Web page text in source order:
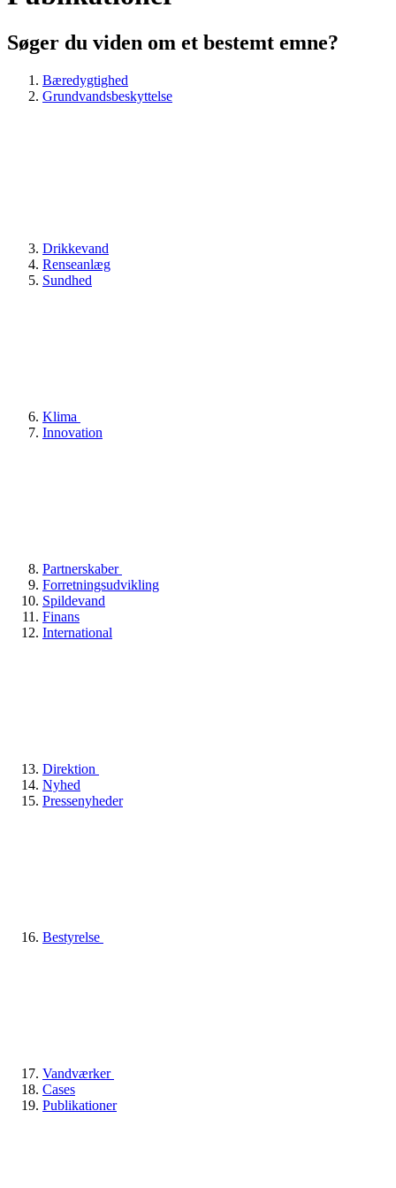
Søger du viden om et bestemt emne?
Bæredygtighed
Grundvandsbeskyttelse
Drikkevand
Renseanlæg
Sundhed
Klima
Innovation
Partnerskaber
Forretningsudvikling
Spildevand
Finans
International
Direktion
Nyhed
Pressenyheder
Bestyrelse
Vandværker
Cases
Publikationer